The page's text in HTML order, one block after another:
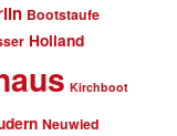
Bootstaufe
Holland
Kirchboot
Neuwied